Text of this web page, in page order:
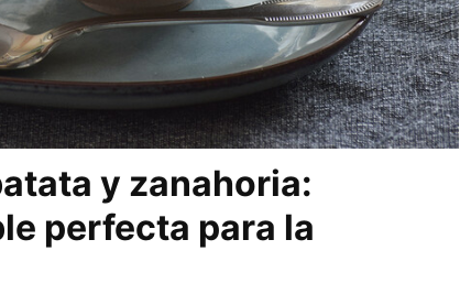
y zanahoria:
perfecta para la